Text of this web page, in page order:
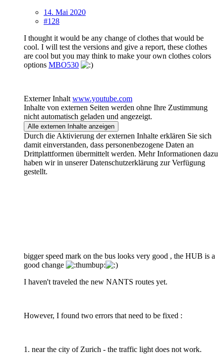
14. Mai 2020
#128
I thought it would be any change of clothes that would be
cool. I will test the versions and give a report, these clothes
are cool but you may think to make your own clothes colors
options MBO530
Externer Inhalt www.youtube.com
Inhalte von externen Seiten werden ohne Ihre Zustimmung
nicht automatisch geladen und angezeigt.
Alle externen Inhalte anzeigen
Durch die Aktivierung der externen Inhalte erklären Sie sich
damit einverstanden, dass personenbezogene Daten an
Drittplattformen übermittelt werden. Mehr Informationen dazu
haben wir in unserer Datenschutzerklärung zur Verfügung
gestellt.
bigger speed mark on the bus looks very good , the HUB is a
good change
I haven't traveled the new NANTS routes yet.
However, I found two errors that need to be fixed :
1. near the city of Zurich - the traffic light does not work.